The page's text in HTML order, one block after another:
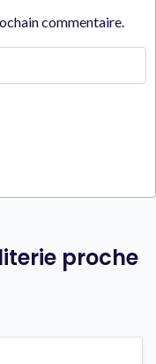
commentaire.
proche